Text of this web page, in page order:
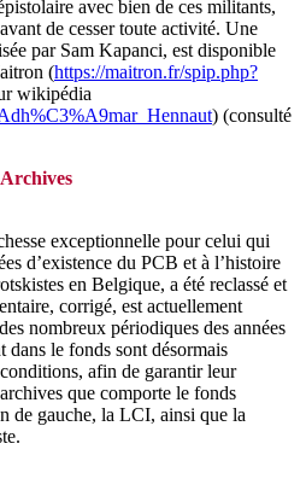
avec bien de ces militants,
de cesser toute activité. Une
par Sam Kapanci, est disponible
(https://maitron.fr/spip.php?
wikipédia
) (consulté
Archives
exceptionnelle pour celui qui
d’existence du PCB et à l’histoire
en Belgique, a été reclassé et
corrigé, est actuellement
nombreux périodiques des années
dans le fonds sont désormais
afin de garantir leur
que comporte le fonds
de gauche, la LCI, ainsi que la